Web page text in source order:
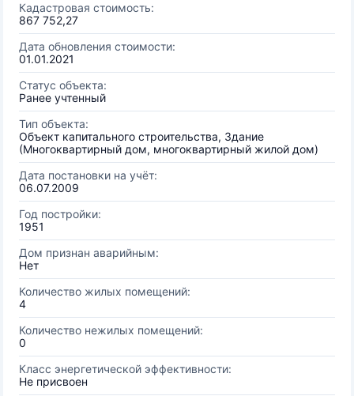
Кадастровая стоимость:
867 752,27
Дата обновления стоимости:
01.01.2021
Статус объекта:
Ранее учтенный
Тип объекта:
Объект капитального строительства, Здание
(Многоквартирный дом, многоквартирный жилой дом)
Дата постановки на учёт:
06.07.2009
Год постройки:
1951
Дом признан аварийным:
Нет
Количество жилых помещений:
4
Количество нежилых помещений:
0
Класс энергетической эффективности:
Не присвоен